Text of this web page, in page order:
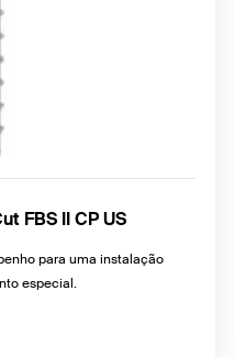
FBS II CP US
para uma instalação
especial.